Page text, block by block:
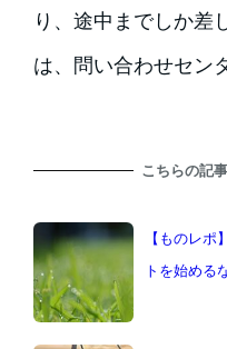
り、途中までしか差
は、問い合わせセン
こちらの記
【ものレ
トを始める